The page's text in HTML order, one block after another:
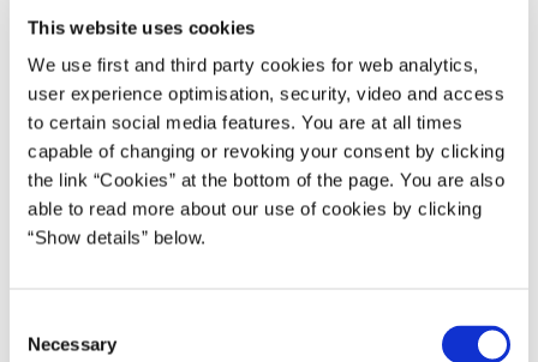
This website uses cookies
We use first and third party cookies for web analytics,
user experience optimisation, security, video and access
to certain social media features. You are at all times
capable of changing or revoking your consent by clicking
the link “Cookies” at the bottom of the page. You are also
able to read more about our use of cookies by clicking
“Show details” below.
Necessary
afhængighed af importeret energi fra ustabile regioner blive
mindre. For det andet er der tale om et meget væsentligt bidrag til
at opfylde EU’s klimamålsætning, som viser, at vi sætter handling
bag ordene i klimapolitikken. For det tredje sender vi et helt
nødvendigt signal til industrien, investorer og politiske
beslutningstagere om, at de kan regne med en markant satsning på
energiforbrug i 2020. Vi forventer nu, at Kommissionen vil